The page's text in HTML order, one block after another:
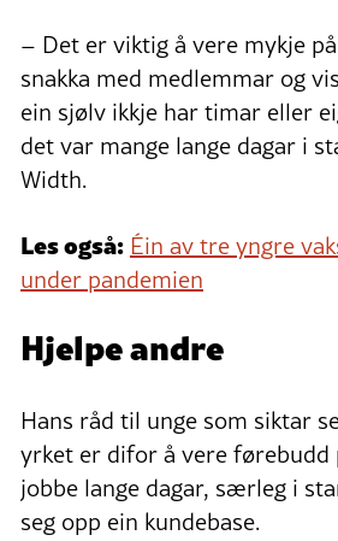
– Det er viktig å vere mykje
snakka med medlemmar og
ein sjølv ikkje har timar eller
det var mange lange dagar i
Width.
Les også: Éin av tre yngre
under pandemien
Hjelpe andre
Hans råd til unge som siktar
yrket er difor å vere førebudd
jobbe lange dagar, særleg i
seg opp ein kundebase.